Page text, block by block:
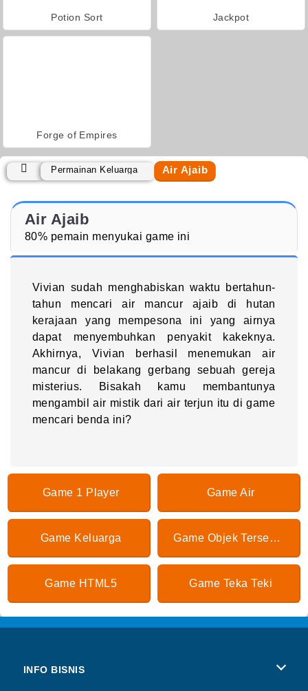
Potion Sort Jackpot
Forge of Empires
Permainan Keluarga Air Ajaib
Air Ajaib
80% pemain menyukai game ini
Vivian sudah menghabiskan waktu bertahun-
tahun mencari air mancur ajaib di hutan
kerajaan yang mempesona ini yang airnya
dapat menyembuhkan penyakit kakeknya.
Akhirnya, Vivian berhasil menemukan air
mancur di belakang gerbang sebuah gereja
misterius. Bisakah kamu membantunya
mengambil air mistik dari air terjun itu di game
mencari benda ini?
Game 1 Player Game Air
Game Keluarga Game Objek Tersembunyi
Game HTML5 Game Teka Teki
INFO BISNIS